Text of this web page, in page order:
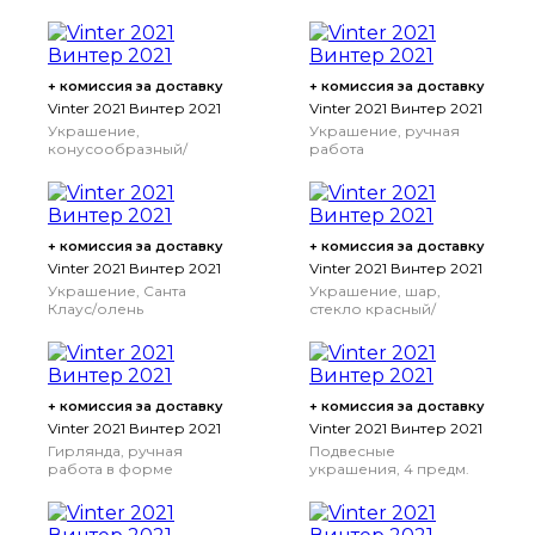
красный, 21 см
+ комиссия за доставку
Vinter 2021 Винтер 2021
Украшение,
конусообразный/
зеленый, 28 см
+ комиссия за доставку
Vinter 2021 Винтер 2021
Украшение, ручная
работа
бамбук, 181 см
+ комиссия за доставку
Vinter 2021 Винтер 2021
Украшение, Санта
Клаус/олень
+ комиссия за доставку
Vinter 2021 Винтер 2021
Украшение, шар,
стекло красный/
+ комиссия за доставку
Vinter 2021 Винтер 2021
Гирлянда, ручная
работа в форме
зеленый, 1.9 м
+ комиссия за доставку
Vinter 2021 Винтер 2021
Подвесные
украшения, 4 предм.